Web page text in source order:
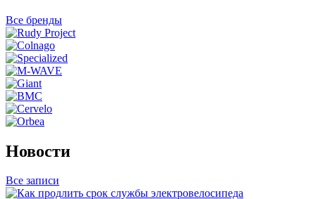
Все бренды
Новости
Все записи